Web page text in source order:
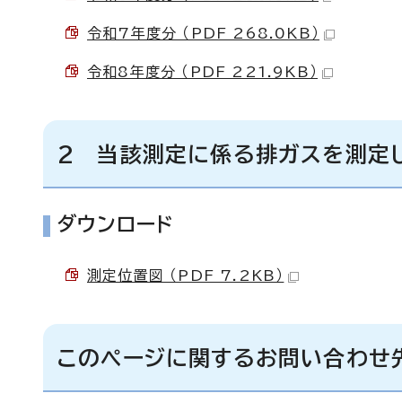
令和7年度分 （PDF 268.0KB）
令和8年度分 （PDF 221.9KB）
2 当該測定に係る排ガスを測定
ダウンロード
測定位置図 （PDF 7.2KB）
このページに関するお問い合わせ